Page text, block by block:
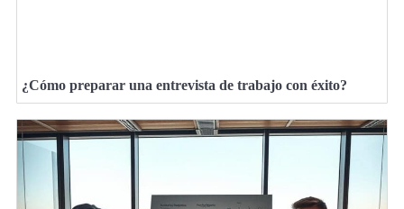
¿Cómo preparar una entrevista de trabajo con éxito?